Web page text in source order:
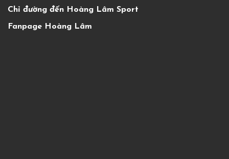
Chỉ đường đến Hoàng Lâm Sport
Fanpage Hoàng Lâm